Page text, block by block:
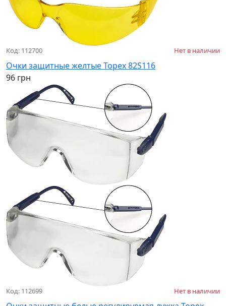
Код: 112700 Нет в наличии
Очки защитные желтые Topex 82S116
96 грн
Код: 112699 Нет в наличии